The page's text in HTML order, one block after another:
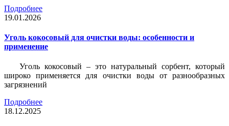
Подробнее
19.01.2026
Уголь кокосовый для очистки воды: особенности и
применение
Уголь кокосовый – это натуральный сорбент, который
широко применяется для очистки воды от разнообразных
загрязнений
Подробнее
18.12.2025